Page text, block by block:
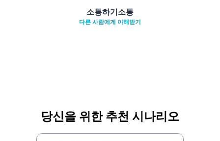
소통하기소통
다른 사람에게 이해받기
당신을 위한 추천 시나리오